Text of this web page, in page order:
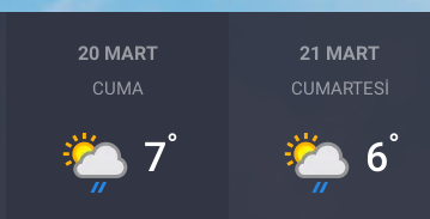
20 MART
CUMA
7°
21 MART
CUMARTESI
6°